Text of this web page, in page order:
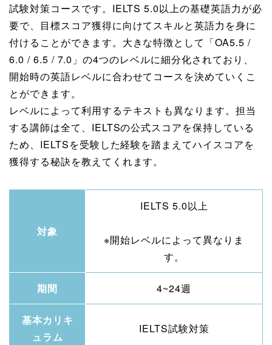
試験対策コースです。IELTS 5.0以上の基礎英語力が必
要で、目標スコア獲得に向けてスキルと英語力を身に
付けることができます。大きな特徴として「OA5.5 /
6.0 / 6.5 / 7.0」の4つのレベルに細分化されており、
開始時の英語レベルに合わせてコースを決めていくこ
とができます。
レベルによって利用するテキストも異なります。担当
する講師は全て、IELTSの公式スコアを保持している
ため、IELTSを受験した経験を踏まえてハイスコアを
獲得する秘訣を教えてくれます。
対象
IELTS 5.0以上
※開始レベルによって異なりま
す。
期間 4~24週
基本カリキ
ュラム
IELTS試験対策